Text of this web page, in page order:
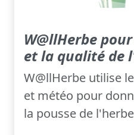
W@llHerbe
et la qualité de
W@llHerbe utilise
et météo pour
la pousse de l'herbe